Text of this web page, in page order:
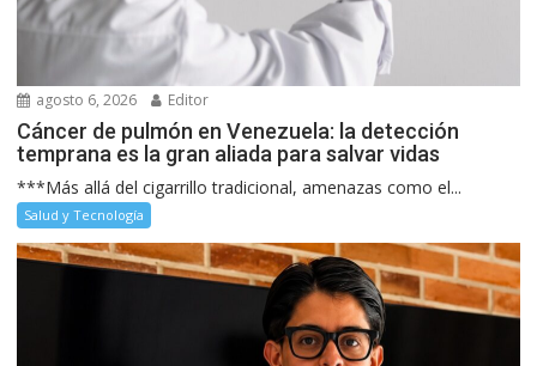
agosto 6, 2026 Editor
Cáncer de pulmón en Venezuela: la detección
temprana es la gran aliada para salvar vidas
***Más allá del cigarrillo tradicional, amenazas como el...
Salud y Tecnología